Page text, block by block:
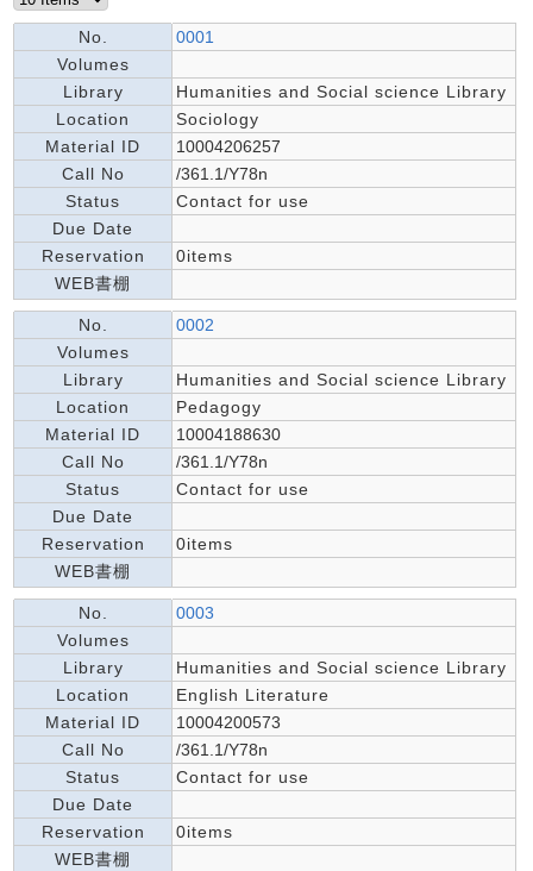
No.
0001
Volumes
Library
Humanities and Social science Library
Location
Sociology
Material ID
10004206257
Call No
/361.1/Y78n
Status
Contact for use
Due Date
Reservation
0items
WEB書棚
No.
0002
Volumes
Library
Humanities and Social science Library
Location
Pedagogy
Material ID
10004188630
Call No
/361.1/Y78n
Status
Contact for use
Due Date
Reservation
0items
WEB書棚
No.
0003
Volumes
Library
Humanities and Social science Library
Location
English Literature
Material ID
10004200573
Call No
/361.1/Y78n
Status
Contact for use
Due Date
Reservation
0items
WEB書棚